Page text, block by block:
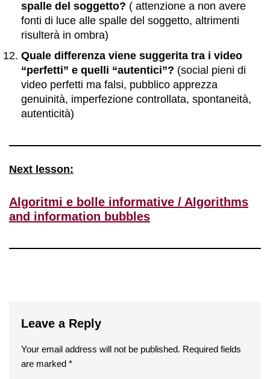
spalle del soggetto? ( attenzione a non avere
fonti di luce alle spalle del soggetto, altrimenti
risulterà in ombra)
Quale differenza viene suggerita tra i video
“perfetti” e quelli “autentici”? (social pieni di
video perfetti ma falsi, pubblico apprezza
genuinità, imperfezione controllata, spontaneità,
autenticità)
Next lesson:
Algoritmi e bolle informative / Algorithms
and information bubbles
Leave a Reply
Your email address will not be published. Required fields
are marked *